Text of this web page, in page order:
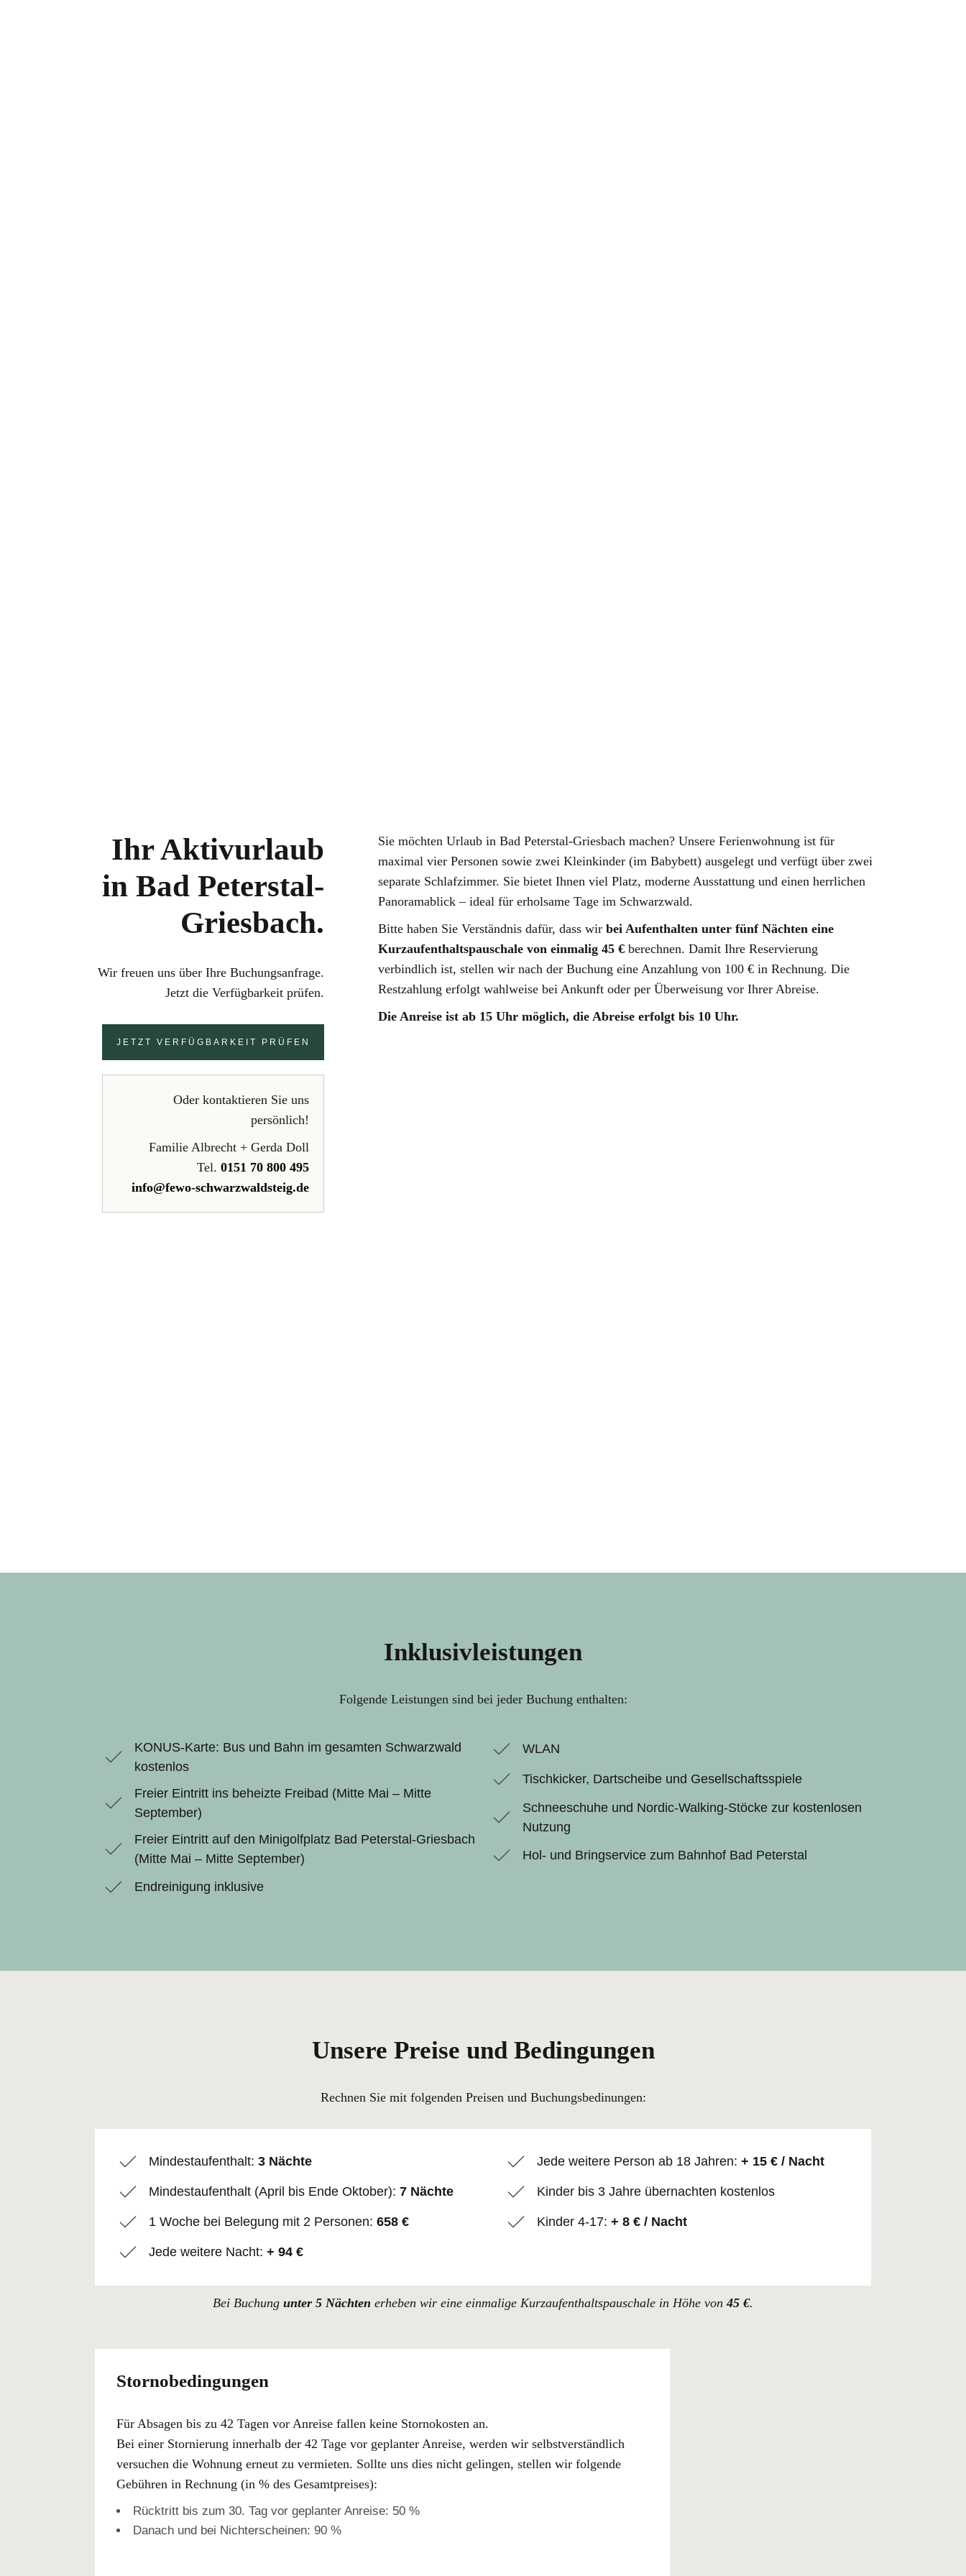
Ihr Aktivurlaub
in Bad Peterstal-
Griesbach.
Wir freuen uns über Ihre Buchungsanfrage.
Jetzt die Verfügbarkeit prüfen.
JETZT VERFÜGBARKEIT PRÜFEN
Oder kontaktieren Sie uns
persönlich!
Familie Albrecht + Gerda Doll
Tel.0151 70 800 495
info@fewo-schwarzwaldsteig.de
Sie möchten Urlaub in Bad Peterstal-Griesbach machen? Unsere Ferienwohnung ist für
maximal vier Personen sowie zwei Kleinkinder (im Babybett) ausgelegt und verfügt über zwei
separate Schlafzimmer. Sie bietet Ihnen viel Platz, moderne Ausstattung und einen herrlichen
Panoramablick – ideal für erholsame Tage im Schwarzwald.
Bitte haben Sie Verständnis dafür, dass wir bei Aufenthalten unter fünf Nächten eine
Kurzaufenthaltspauschale von einmalig 45 €berechnen. Damit Ihre Reservierung
verbindlich ist, stellen wir nach der Buchung eine Anzahlung von 100 € in Rechnung. Die
Restzahlung erfolgt wahlweise bei Ankunft oder per Überweisung vor Ihrer Abreise.
Die Anreise ist ab 15 Uhr möglich, die Abreise erfolgt bis 10 Uhr.
Inklusivleistungen
Folgende Leistungen sind bei jeder Buchung enthalten:
KONUS-Karte: Bus und Bahn im gesamten Schwarzwald
kostenlos
Freier Eintritt ins beheizte Freibad (Mitte Mai – Mitte
September)
Freier Eintritt auf den Minigolfplatz Bad Peterstal-Griesbach
(Mitte Mai – Mitte September)
Endreinigung inklusive
WLAN
Tischkicker, Dartscheibe und Gesellschaftsspiele
Schneeschuhe und Nordic-Walking-Stöcke zur kostenlosen
Nutzung
Hol- und Bringservice zum Bahnhof Bad Peterstal
Unsere Preise und Bedingungen
Rechnen Sie mit folgenden Preisen und Buchungsbedinungen:
Mindestaufenthalt: 3 Nächte
Mindestaufenthalt (April bis Ende Oktober): 7 Nächte
1 Woche bei Belegung mit 2 Personen: 658 €
Jede weitere Nacht: + 94 €
Jede weitere Person ab 18 Jahren: + 15 € / Nacht
Kinder bis 3 Jahre übernachten kostenlos
Kinder 4-17: + 8 € / Nacht
Bei Buchung unter 5 Nächten erheben wir eine einmalige Kurzaufenthaltspauschale in Höhe von45 €.
Stornobedingungen
Für Absagen bis zu 42 Tagen vor Anreise fallen keine Stornokosten an.
Bei einer Stornierung innerhalb der 42 Tage vor geplanter Anreise, werden wir selbstverständlich
versuchen die Wohnung erneut zu vermieten. Sollte uns dies nicht gelingen, stellen wir folgende
Gebühren in Rechnung (in % des Gesamtpreises):
Rücktritt bis zum 30. Tag vor geplanter Anreise: 50 %
Danach und bei Nichterscheinen: 90 %